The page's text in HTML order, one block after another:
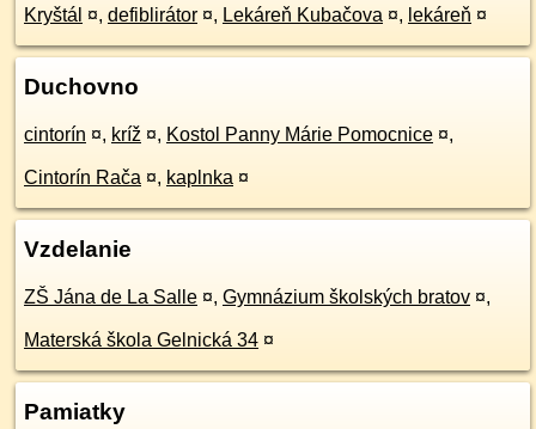
Kryštál ¤, defiblirátor ¤, Lekáreň Kubačova ¤, lekáreň ¤
Duchovno
cintorín ¤, kríž ¤, Kostol Panny Márie Pomocnice ¤,
Cintorín Rača ¤, kaplnka ¤
Vzdelanie
ZŠ Jána de La Salle ¤, Gymnázium školských bratov ¤,
Materská škola Gelnická 34 ¤
Pamiatky